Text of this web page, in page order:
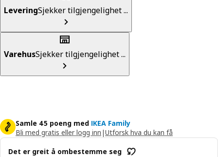
LeveringSjekker tilgjengelighet ...
VarehusSjekker tilgjengelighet ...
Samle 45 poeng med IKEA Family
Bli med gratis eller logg inn |Utforsk hva du kan få
Det er greit å ombestemme seg